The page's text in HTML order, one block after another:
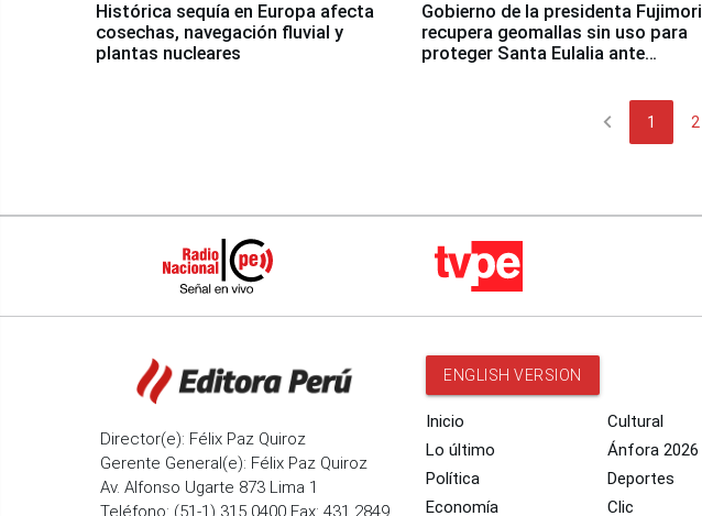
Histórica sequía en Europa afecta
cosechas, navegación fluvial y
plantas nucleares
Gobierno de la presidenta Fujimori
recupera geomallas sin uso para
proteger Santa Eulalia ante
chevron_left 1 2
Director(e): Félix Paz Quiroz
Gerente General(e): Félix Paz Quiroz
Av. Alfonso Ugarte 873 Lima 1
Teléfono: (51-1) 315 0400 Fax: 431 2849
ENGLISH VERSION
Inicio
Lo último
Política
Economía
Cultural
Ánfora 2026
Deportes
Clic